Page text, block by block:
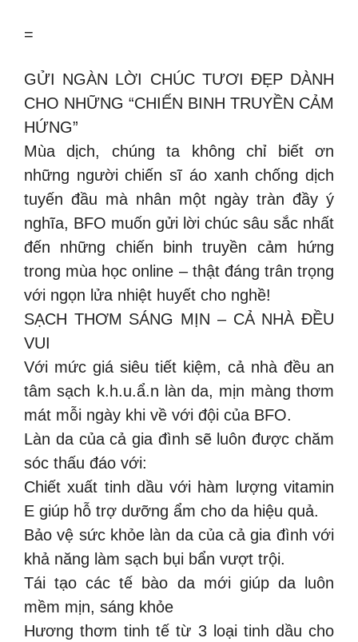
=
GỬI NGÀN LỜI CHÚC TƯƠI ĐẸP DÀNH
CHO NHỮNG “CHIẾN BINH TRUYỀN CẢM
HỨNG”
Mùa dịch, chúng ta không chỉ biết ơn
những người chiến sĩ áo xanh chống dịch
tuyến đầu mà nhân một ngày tràn đầy ý
nghĩa, BFO muốn gửi lời chúc sâu sắc nhất
đến những chiến binh truyền cảm hứng
trong mùa học online – thật đáng trân trọng
với ngọn lửa nhiệt huyết cho nghề!
SẠCH THƠM SÁNG MỊN – CẢ NHÀ ĐỀU
VUI
Với mức giá siêu tiết kiệm, cả nhà đều an
tâm sạch k.h.u.ẩ.n làn da, mịn màng thơm
mát mỗi ngày khi về với đội của BFO.
Làn da của cả gia đình sẽ luôn được chăm
sóc thấu đáo với:
Chiết xuất tinh dầu với hàm lượng vitamin
E giúp hỗ trợ dưỡng ẩm cho da hiệu quả.
Bảo vệ sức khỏe làn da của cả gia đình với
khả năng làm sạch bụi bẩn vượt trội.
Tái tạo các tế bào da mới giúp da luôn
mềm mịn, sáng khỏe
Hương thơm tinh tế từ 3 loại tinh dầu cho